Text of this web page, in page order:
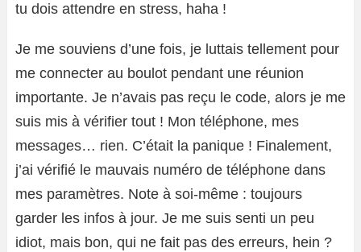
tu dois attendre en stress, haha !
Je me souviens d’une fois, je luttais tellement pour
me connecter au boulot pendant une réunion
importante. Je n’avais pas reçu le code, alors je me
suis mis à vérifier tout ! Mon téléphone, mes
messages… rien. C’était la panique ! Finalement,
j’ai vérifié le mauvais numéro de téléphone dans
mes paramètres. Note à soi-même : toujours
garder les infos à jour. Je me suis senti un peu
idiot, mais bon, qui ne fait pas des erreurs, hein ?